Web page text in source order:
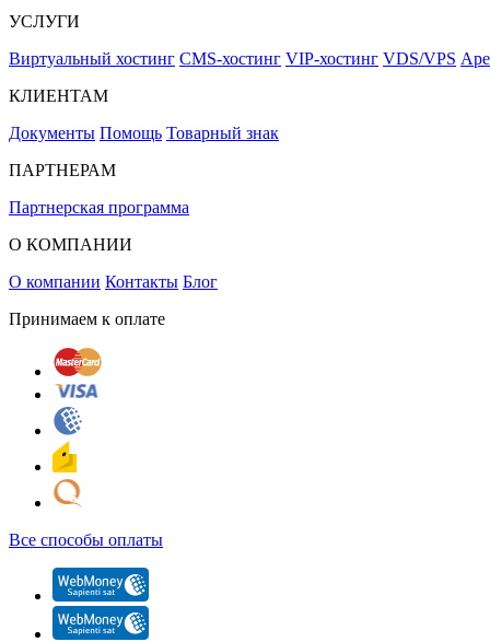
УСЛУГИ
Виртуальный хостинг CMS-хостинг VIP-хостинг VDS/VPS
КЛИЕНТАМ
Документы Помощь Товарный знак
ПАРТНЕРАМ
Партнерская программа
О КОМПАНИИ
О компании Контакты Блог
Принимаем к оплате
Все способы оплаты